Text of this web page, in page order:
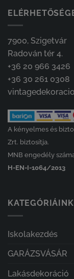
7900, Szigetvár
Radován tér 4.
+36 20 966 3426
+36 30 261 0308
A kényelmes és
Zrt. biztosítja.
MNB engedély
H-EN-I-1064/2013
Iskolakezdés
GARÁZSVÁSÁR
Lakásdekoráció